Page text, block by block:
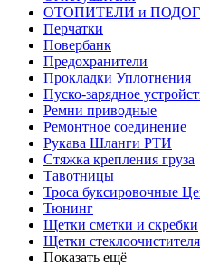
ОТОПИТЕЛИ и
Перчатки
Повербанк
Предохранители
Прокладки Уплотнения
Пуско-зарядное
Ремни приводные
Ремонтное соединение
Рукава Шланги РТИ
Стяжка крепления груза
Тавотницы
Троса буксировочные
Тюнинг
Щетки сметки и скребки
Щетки стеклоочистителя
Показать ещё